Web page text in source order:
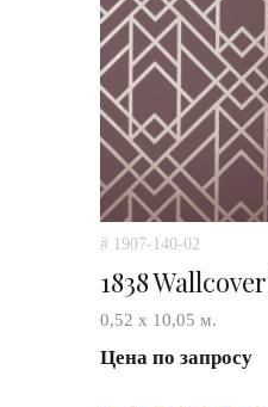
# 1907-140-02
1838
0,52 х 10,05 м.
Цена по запросу